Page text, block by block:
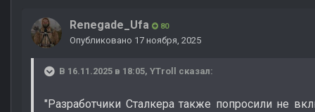
Renegade_Ufa 80
Опубликовано 17 ноября, 2025
В 16.11.2025 в 18:05, YTroll сказал:
"Разработчики Сталкера также попросили не